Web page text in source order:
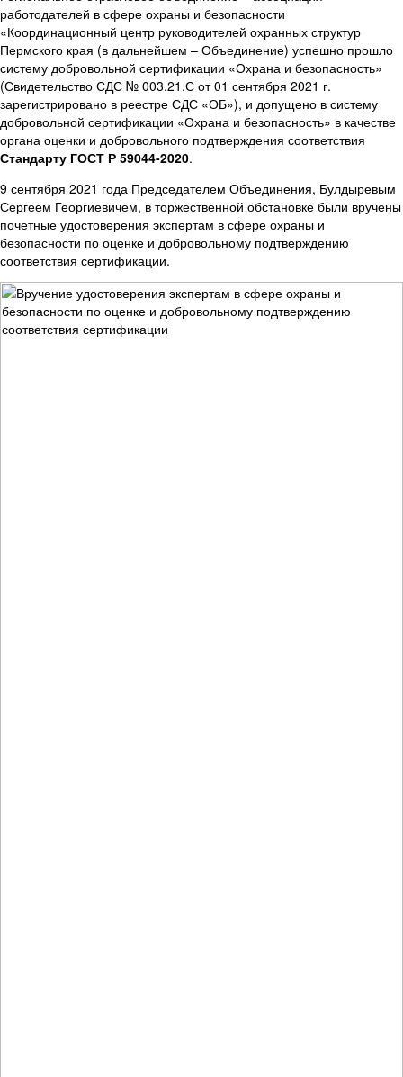
работодателей в сфере охраны и безопасности
«Координационный центр руководителей охранных структур
Пермского края (в дальнейшем – Объединение) успешно прошло
систему добровольной сертификации «Охрана и безопасность»
(Свидетельство СДС № 003.21.С от 01 сентября 2021 г.
зарегистрировано в реестре СДС «ОБ»), и допущено в систему
добровольной сертификации «Охрана и безопасность» в качестве
органа оценки и добровольного подтверждения соответствия
Стандарту ГОСТ Р 59044-2020.
9 сентября 2021 года Председателем Объединения, Булдыревым
Сергеем Георгиевичем, в торжественной обстановке были вручены
почетные удостоверения экспертам в сфере охраны и
безопасности по оценке и добровольному подтверждению
соответствия сертификации.